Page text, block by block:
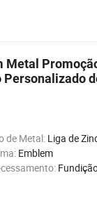
de Metal: Liga de
Emblem